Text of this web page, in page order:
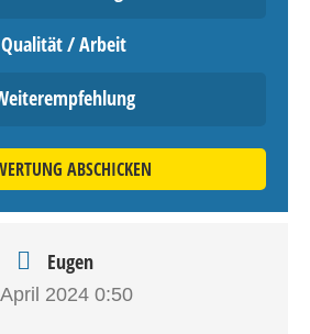
Qualität / Arbeit
ABSCHICKEN
Eugen
2024 0:50